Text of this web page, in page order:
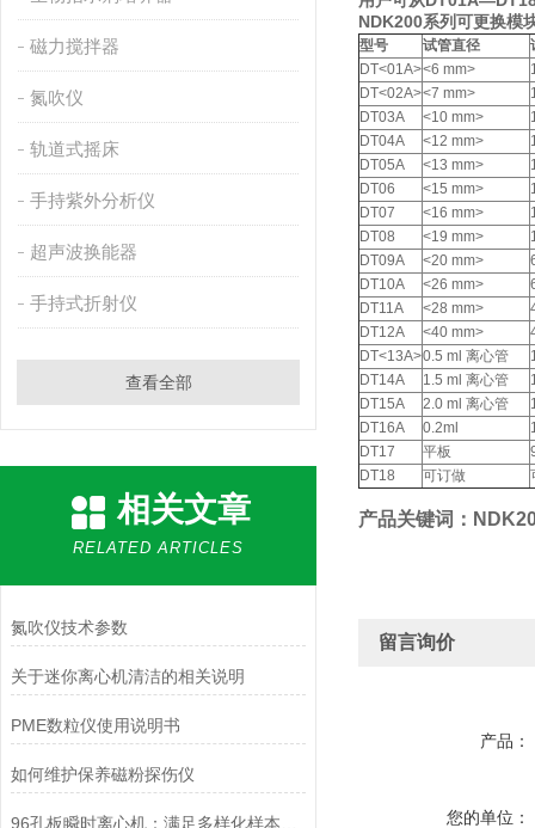
磁力搅拌器
氮吹仪
轨道式摇床
手持紫外分析仪
超声波换能器
手持式折射仪
查看全部
相关文章
RELATED ARTICLES
氮吹仪技术参数
关于迷你离心机清洁的相关说明
PME数粒仪使用说明书
如何维护保养磁粉探伤仪
NDK200系列可更换模
型号 试管直径
DT<01A><6 mm>
DT<02A><7 mm>
DT03A
<10 mm>
DT04A
<12 mm>
DT05A
<13 mm>
DT06
<15 mm>
DT07
<16 mm>
DT08
<19 mm>
DT09A
<20 mm>
DT10A
<26 mm>
DT11A
<28 mm>
DT12A
<40 mm>
DT<13A>0.5 ml 离心管
DT14A
1.5 ml 离心管
DT15A
2.0 ml 离心管
DT16A
0.2ml
DT17
平板
DT18
可订做
产品关键词：
留言询价
产品：
您的单位：